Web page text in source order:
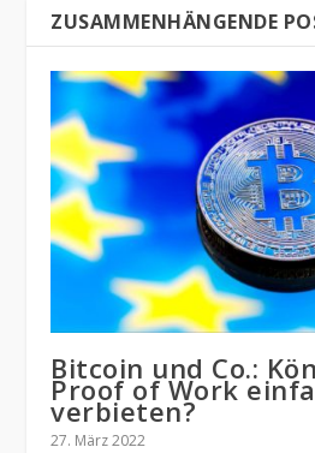
ZUSAMMENHÄNGENDE
Bitcoin und Co.:
Proof of Work
verbieten?
27. März 2022